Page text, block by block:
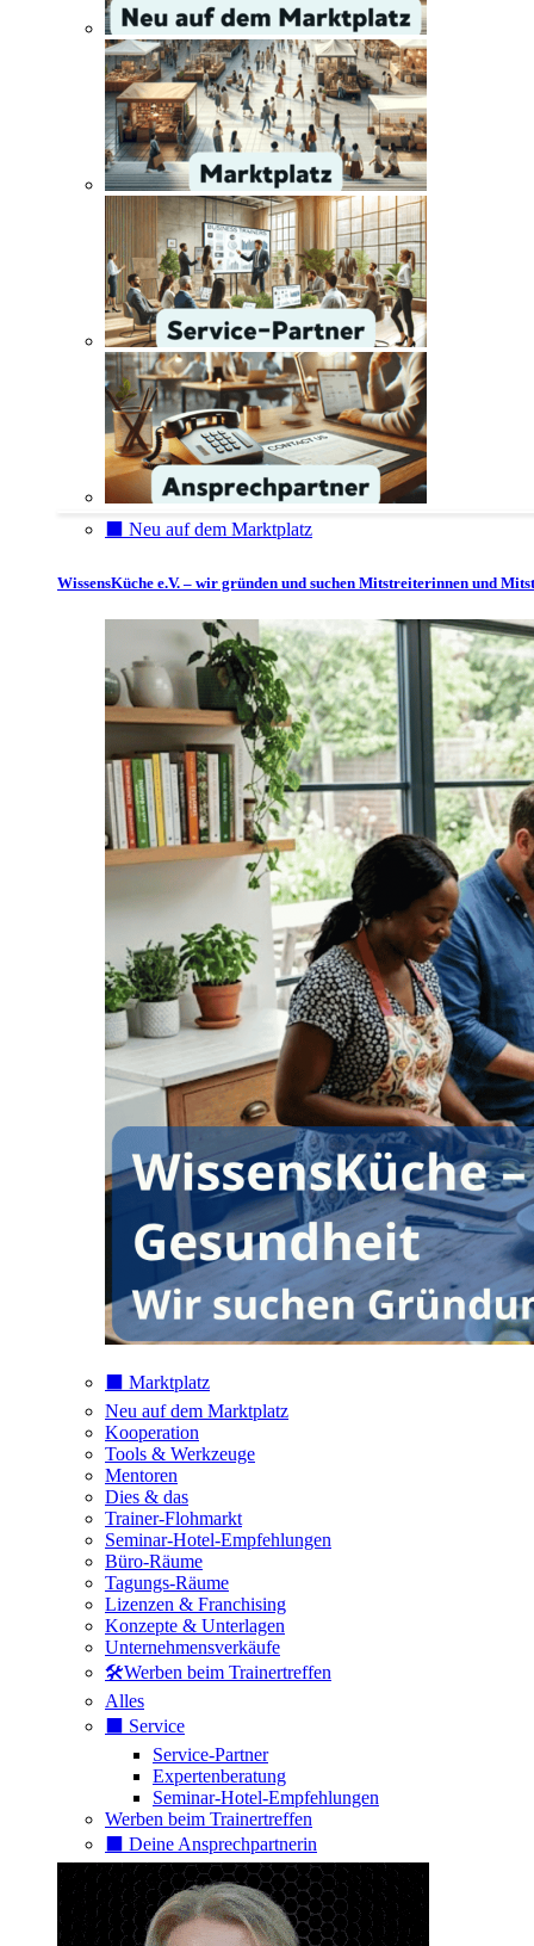
⬛️ Neu auf dem Marktplatz
WissensKüche e.V. – wir gründen und suchen Mitstreiterinnen und
⬛️ Marktplatz
Neu auf dem Marktplatz
Kooperation
Tools & Werkzeuge
Mentoren
Dies & das
Trainer-Flohmarkt
Seminar-Hotel-Empfehlungen
Büro-Räume
Tagungs-Räume
Lizenzen & Franchising
Konzepte & Unterlagen
Unternehmensverkäufe
🛠️Werben beim Trainertreffen
Alles
⬛️ Service
Service-Partner
Expertenberatung
Seminar-Hotel-Empfehlungen
Werben beim Trainertreffen
⬛️ Deine Ansprechpartnerin